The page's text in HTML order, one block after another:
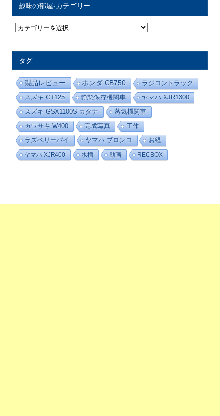
趣味の部屋-カテゴリー
趣
味
屋
カ
テ
ゴ
リ
ー
タグ
製品レビュー ホンダ CB750
ラジコントラック
スズキ GT125
静態保存機関車
ヤマハ XJR1300
スズキ GSX1100S カタナ
蒸気機関車
カワサキ W400
完成写真
工作
ラズベリーパイ
ヤマハ ブロンコ お経
ヤマハ XJR400 水槽 動画 RECBOX